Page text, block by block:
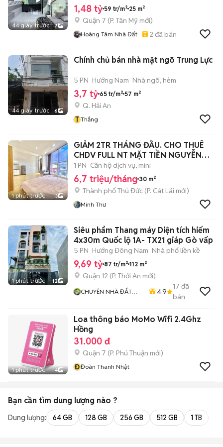
44 giây trước 7
1,48 tỷ 59 tr/m² 25 m²
Quận 7 (P. Tân Mỹ mới)
Hoàng Tâm Nhà Đất 2 đã bán
44 giây trước 6
Chính chủ bán nhà mặt ngõ Trung Lực
5 PN Hướng Nam Nhà ngõ, hẻm
3,7 tỷ 65 tr/m² 57 m²
Q. Hải An
T Thắng
1 phút trước 3
GIẢM 2TR THÁNG ĐẦU. CHO THUÊ
CHDV FULL NT MẶT TIỀN NGUYỄN
THỊ ĐỊNH
1 PN Căn hộ dịch vụ, mini
6,7 triệu/tháng 30 m²
Thành phố Thủ Đức (P. Cát Lái mới)
Minh Thư
1 phút trước 12
Siêu phẩm Thang máy Diện tích hiếm
4x30m Quốc lộ 1A- TX21 giáp Gò vấp
5 PN Hướng Đông Nam Nhà phố liền kề
9,69 tỷ 87 tr/m² 112 m²
Quận 12 (P. Thới An mới)
CHUYÊN NHÀ ĐẤT
4.9
17 đã
bán
1 phút trước 4
Loa thông báo MoMo Wifi 2.4Ghz
Hồng
31.000 đ
Quận 7 (P. Phú Thuận mới)
ĐĐoàn Thanh Nhật
Bạn cần tìm dung lượng nào ?
Dung lượng: 64 GB 128 GB 256 GB 512 GB 1 TB